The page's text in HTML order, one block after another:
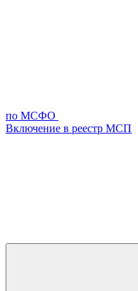
по МСФО
Включение в реестр МСП